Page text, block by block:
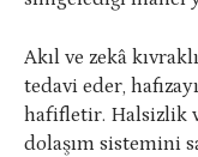
Akıl ve zekâ
tedavi eder,
hafifletir. Halsizlik
dolaşım sistemini